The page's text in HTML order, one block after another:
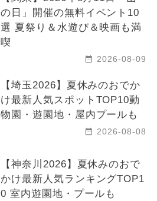
の日」開催の無料イベント10
選 夏祭り＆水遊び＆映画も満
喫
2026-08-09
【埼玉2026】夏休みのおでか
け最新人気スポットTOP10動
物園・遊園地・屋内プールも
2026-08-08
【神奈川2026】夏休みのおで
かけ最新人気ランキングTOP1
0 室内遊園地・プールも